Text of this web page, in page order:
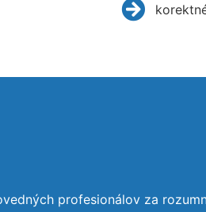
profesionálov za